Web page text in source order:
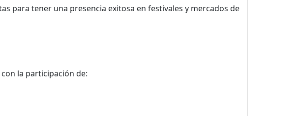
para tener una presencia exitosa en festivales y mercados de
la participación de: